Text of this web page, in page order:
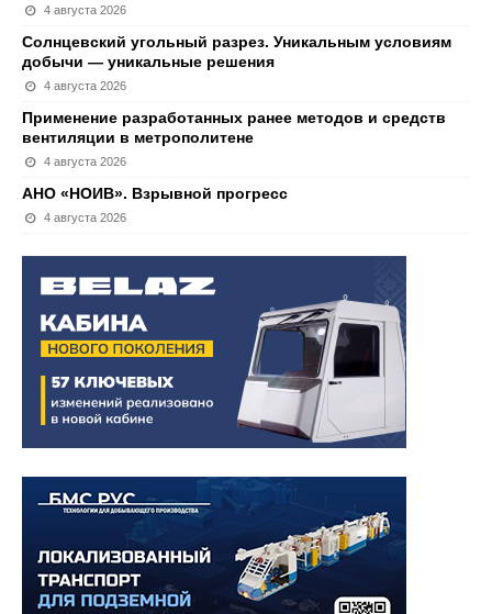
4 августа 2026
Солнцевский угольный разрез. Уникальным условиям
добычи — уникальные решения
4 августа 2026
Применение разработанных ранее методов и средств
вентиляции в метрополитене
4 августа 2026
АНО «НОИВ». Взрывной прогресс
4 августа 2026